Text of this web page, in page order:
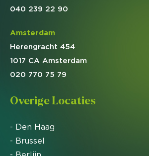
040 239 22 90
Amsterdam
Herengracht 454
1017 CA Amsterdam
020 770 75 79
Overige Locaties
- Den Haag
- Brussel